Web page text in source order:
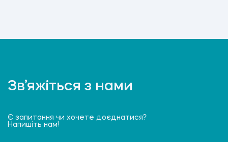
Зв’яжіться з нами
Є запитання чи хочете доєднатися?
Напишіть нам!